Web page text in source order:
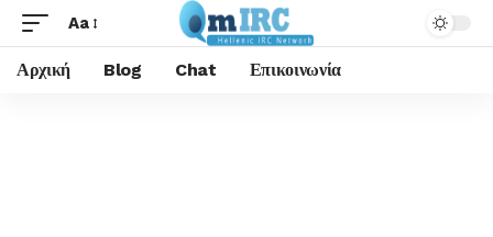
Aa
Αρχική Blog Chat Επικοινωνία